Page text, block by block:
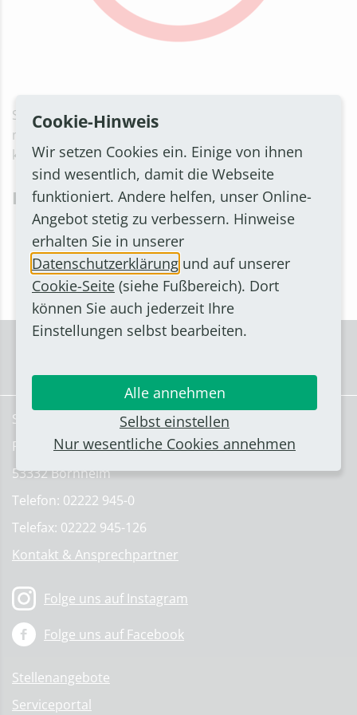
Sie sind auf dieser Seite gelandet, da Sie
möglicherweise einem Link gefolgt sind auf den Sie
keinen Zugriff haben.
Hilfe... was nun?
Starten Sie eine
gehen Sie zurück zurStartseite
nutzen Sie dieZurück-TasteIhres Browsers.
Stadt Bornheim
Rathausstraße 2
53332 Bornheim
Telefon: 02222 945-0
Telefax: 02222 945-126
Kontakt & Ansprechpartner
Folge uns auf Instagram
Folge uns auf Facebook
Stellenangebote
Serviceportal
Cookie-Hinweis
Wir setzen Cookies ein. Einige von ihnen
sind wesentlich, damit die Webseite
funktioniert. Andere helfen, unser Online-
Angebot stetig zu verbessern. Hinweise
erhalten Sie in unserer
Datenschutzerklärung und auf unserer
Cookie-Seite (siehe Fußbereich). Dort
können Sie auch jederzeit Ihre
Einstellungen selbst bearbeiten.
Alle annehmen
Selbst einstellen
Nur wesentliche Cookies annehmen